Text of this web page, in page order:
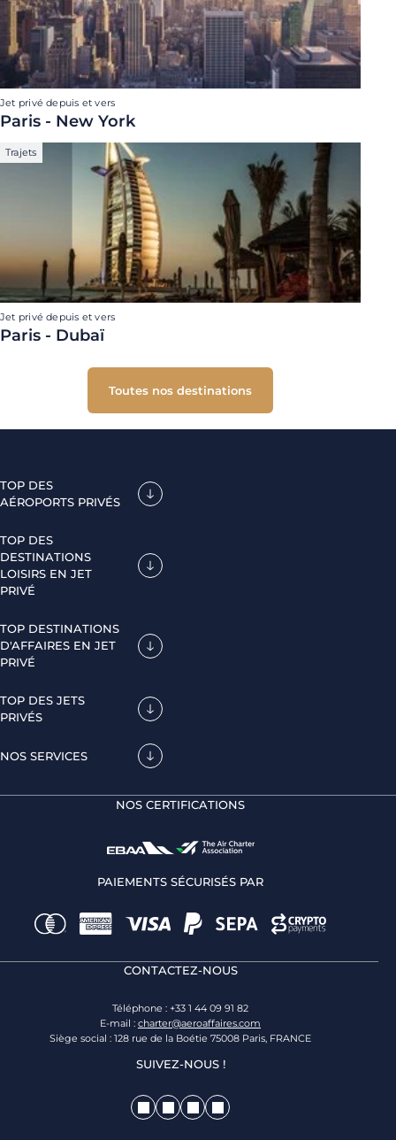
Jet privé depuis et vers
Paris - New York
Trajets
Jet privé depuis et vers
Paris - Dubaï
Toutes nos destinations
TOP DES
AÉROPORTS PRIVÉS
TOP DES
DESTINATIONS
LOISIRS EN JET
PRIVÉ
TOP DESTINATIONS
D'AFFAIRES EN JET
PRIVÉ
TOP DES JETS
PRIVÉS
NOS SERVICES
NOS CERTIFICATIONS
PAIEMENTS SÉCURISÉS PAR
CONTACTEZ-NOUS
Téléphone : +33 1 44 09 91 82
E-mail : charter@aeroaffaires.com
Siège social : 128 rue de la Boétie 75008 Paris, FRANCE
SUIVEZ-NOUS !